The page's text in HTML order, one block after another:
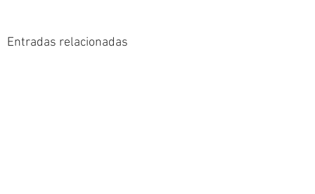
Entradas relacionadas